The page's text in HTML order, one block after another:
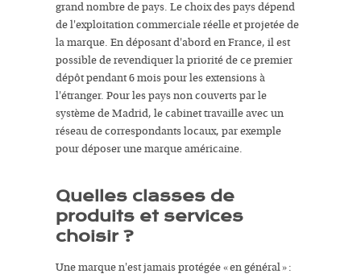
grand nombre de pays. Le choix des pays dépend
de l'exploitation commerciale réelle et projetée de
la marque. En déposant d'abord en France, il est
possible de revendiquer la priorité de ce premier
dépôt pendant 6 mois pour les extensions à
l'étranger. Pour les pays non couverts par le
système de Madrid, le cabinet travaille avec un
réseau de correspondants locaux, par exemple
pour déposer une marque américaine.
Quelles classes de
produits et services
choisir ?
Une marque n'est jamais protégée « en général » :